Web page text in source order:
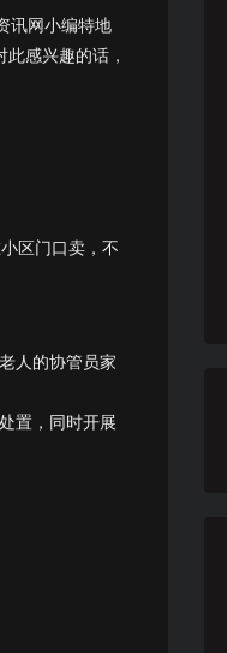
讯网小编特地
感兴趣的话，
区门口卖，不
人的协管员家
置，同时开展